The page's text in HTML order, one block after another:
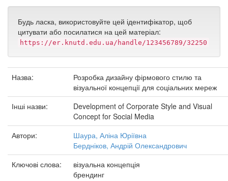
Будь ласка, використовуйте цей ідентифікатор, щоб
цитувати або посилатися на цей матеріал:
https://er.knutd.edu.ua/handle/123456789/32250
Назва:
Розробка дизайну фірмового стилю та
візуальної концепції для соціальних мереж
Інші назви:
Development of Corporate Style and Visual
Concept for Social Media
Автори:
Шаура, Аліна Юріївна
Бердніков, Андрій Олександрович
Ключові слова:
візуальна концепція
брендинг